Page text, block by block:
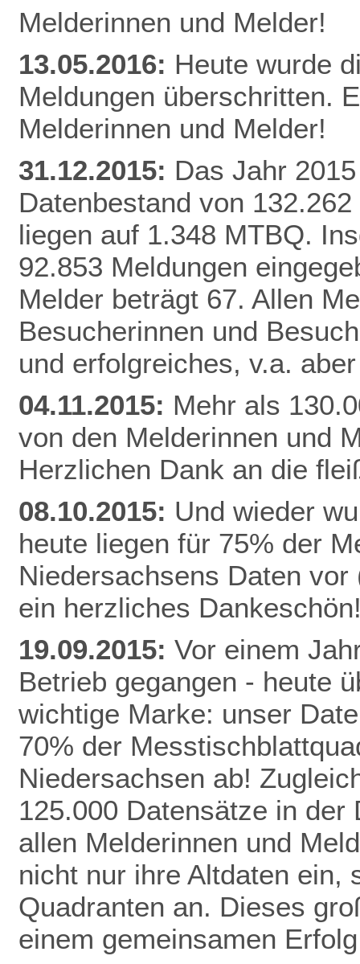
Melderinnen und Melder!
13.05.2016: Heute wurde
Meldungen überschritten.
Melderinnen und Melder!
31.12.2015: Das Jahr
Datenbestand von
liegen auf 1.348 MTBQ.
92.853 Meldungen
Melder beträgt 67. Allen
Besucherinnen und
und erfolgreiches, v.a.
04.11.2015: Mehr als
von den Melderinnen und
Herzlichen Dank an die
08.10.2015: Und wieder
heute liegen für 75% der
Niedersachsens Daten
ein herzliches
19.09.2015: Vor einem
Betrieb gegangen - heute
wichtige Marke: unser
70% der
Niedersachsen ab!
125.000 Datensätze in der
allen Melderinnen und
nicht nur ihre Altdaten ein,
Quadranten an. Dieses
einem gemeinsamen